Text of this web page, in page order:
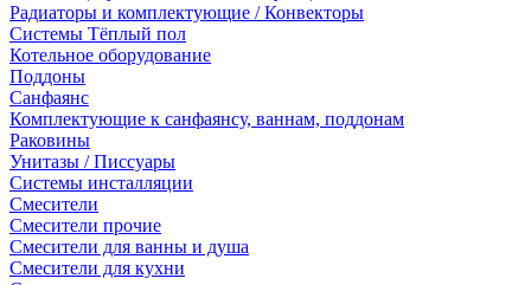
Радиаторы и комплектующие / Конвекторы
Системы Тёплый пол
Котельное оборудование
Поддоны
Санфаянс
Комплектующие к санфаянсу, ваннам, поддонам
Раковины
Унитазы / Писсуары
Системы инсталляции
Смесители
Смесители прочие
Смесители для ванны и душа
Смесители для кухни